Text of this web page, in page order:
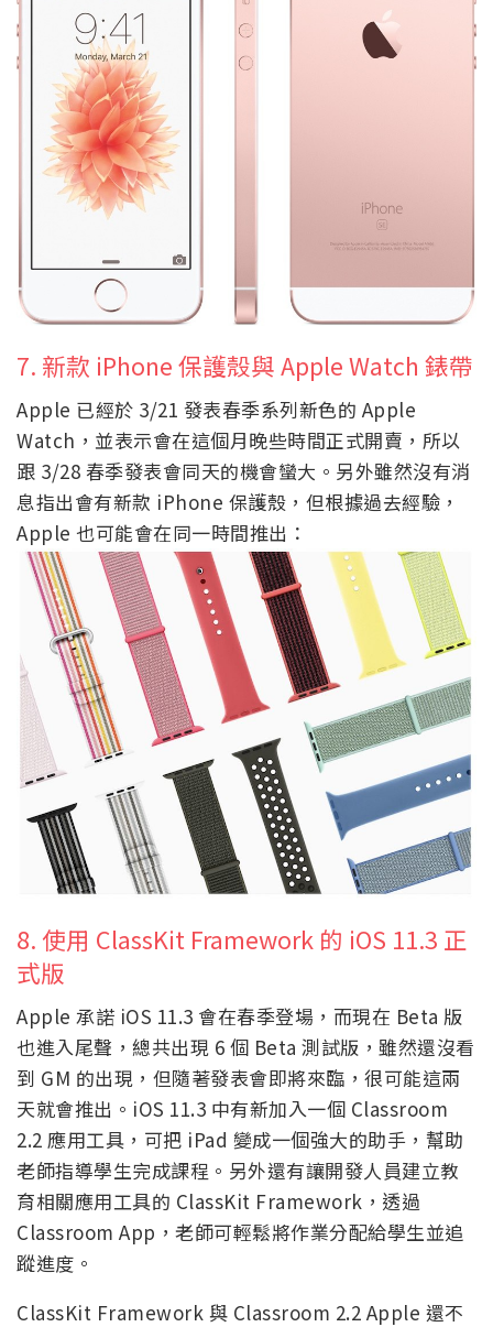
7. 新款 iPhone 保護殼與 Apple Watch 錶帶
Apple 已經於 3/21 發表春季系列新色的 Apple
Watch，並表示會在這個月晚些時間正式開賣，所以
跟 3/28 春季發表會同天的機會蠻大。另外雖然沒有消
息指出會有新款 iPhone 保護殼，但根據過去經驗，
Apple 也可能會在同一時間推出：
8. 使用 ClassKit Framework 的 iOS 11.3 正
式版
Apple 承諾 iOS 11.3 會在春季登場，而現在 Beta 版
也進入尾聲，總共出現 6 個 Beta 測試版，雖然還沒看
到 GM 的出現，但隨著發表會即將來臨，很可能這兩
天就會推出。iOS 11.3 中有新加入一個 Classroom
2.2 應用工具，可把 iPad 變成一個強大的助手，幫助
老師指導學生完成課程。另外還有讓開發人員建立教
育相關應用工具的 ClassKit Framework，透過
Classroom App，老師可輕鬆將作業分配給學生並追
蹤進度。
ClassKit Framework 與 Classroom 2.2 Apple 還不